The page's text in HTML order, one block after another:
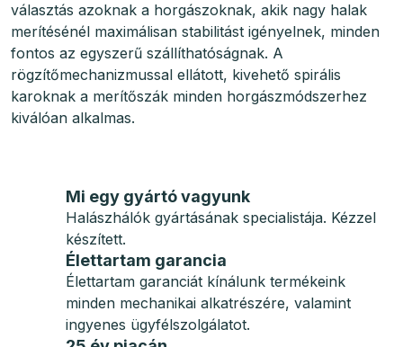
választás azoknak a horgászoknak, akik nagy halak
merítésénél maximálisan stabilitást igényelnek, minden
fontos az egyszerű szállíthatóságnak. A
rögzítőmechanizmussal ellátott, kivehető spirális
karoknak a merítőszák minden horgászmódszerhez
kiválóan alkalmas.
Mi egy gyártó vagyunk
Halászhálók gyártásának specialistája. Kézzel
készített.
Élettartam garancia
Élettartam garanciát kínálunk termékeink
minden mechanikai alkatrészére, valamint
ingyenes ügyfélszolgálatot.